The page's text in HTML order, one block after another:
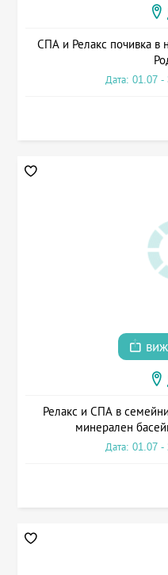
СПА и Релакс почивка в
Дата: 01.07 -
Релакс и СПА в
минерален
Дата: 01.07 -